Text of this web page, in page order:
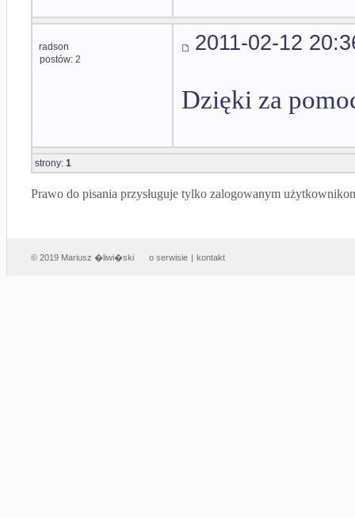
radson
postów: 2
2011-02-12
Dzięki za
strony: 1
Prawo do pisania przysługuje tylko zalogowanym
© 2019 Mariusz �liwi�ski o serwisie | kontakt